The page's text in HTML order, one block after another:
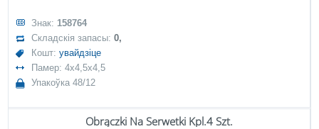
Знак: 158764
Складскія запасы:0,
Кошт:увайдзіце
Памер: 4x4,5x4,5
Упакоўка 48/12
Obrączki Na Serwetki Kpl.4 Szt.